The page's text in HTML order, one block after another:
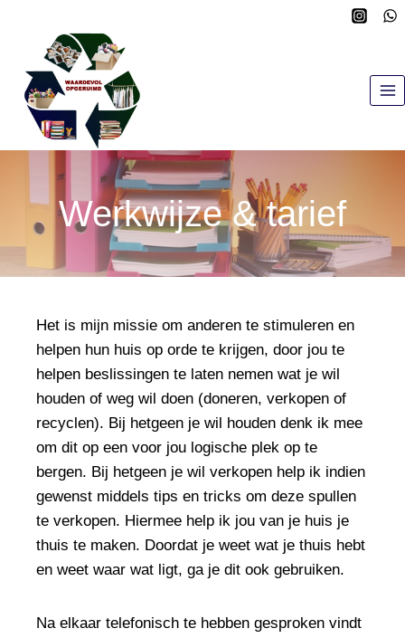
Werkwijze & tarief
Het is mijn missie om anderen te stimuleren en
helpen hun huis op orde te krijgen, door jou te
helpen beslissingen te laten nemen wat je wil
houden of weg wil doen (doneren, verkopen of
recyclen). Bij hetgeen je wil houden denk ik mee
om dit op een voor jou logische plek op te
bergen. Bij hetgeen je wil verkopen help ik indien
gewenst middels tips en tricks om deze spullen
te verkopen. Hiermee help ik jou van je huis je
thuis te maken. Doordat je weet wat je thuis hebt
en weet waar wat ligt, ga je dit ook gebruiken.
Na elkaar telefonisch te hebben gesproken vindt